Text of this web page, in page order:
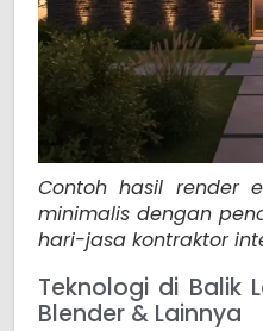
Contoh hasil render
minimalis dengan
hari-jasa kontraktor
Teknologi di Balik
Blender & Lainnya